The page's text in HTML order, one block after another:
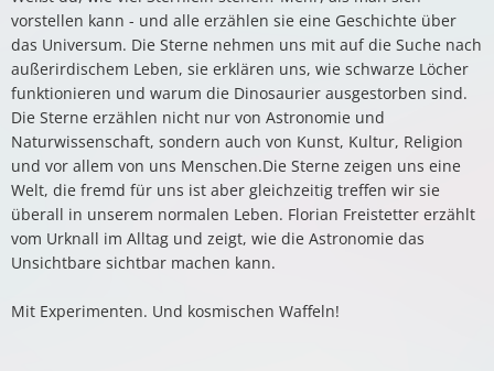
vorstellen kann - und alle erzählen sie eine Geschichte über
das Universum. Die Sterne nehmen uns mit auf die Suche nach
außerirdischem Leben, sie erklären uns, wie schwarze Löcher
funktionieren und warum die Dinosaurier ausgestorben sind.
Die Sterne erzählen nicht nur von Astronomie und
Naturwissenschaft, sondern auch von Kunst, Kultur, Religion
und vor allem von uns Menschen.Die Sterne zeigen uns eine
Welt, die fremd für uns ist aber gleichzeitig treffen wir sie
überall in unserem normalen Leben. Florian Freistetter erzählt
vom Urknall im Alltag und zeigt, wie die Astronomie das
Unsichtbare sichtbar machen kann.
Mit Experimenten. Und kosmischen Waffeln!